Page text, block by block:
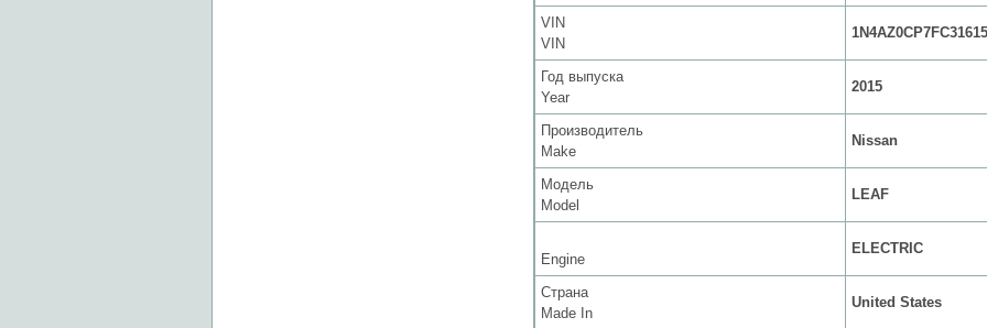
VIN
VIN
Год выпуска
Year
2015
Производитель
Make
Nissan
Модель
Model
LEAF
Engine
ELECTRIC
Страна
Made In
United States